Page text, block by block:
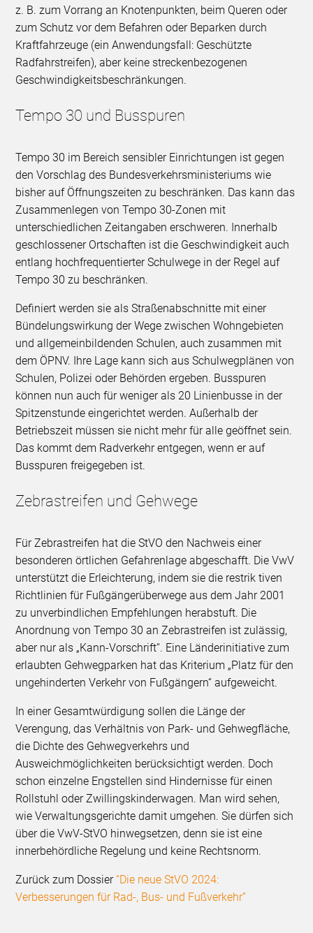
z. B. zum Vorrang an Knotenpunkten, beim Queren oder
zum Schutz vor dem Befahren oder Beparken durch
Kraftfahrzeuge (ein Anwendungsfall: Geschützte
Radfahrstreifen), aber keine streckenbezogenen
Geschwindigkeitsbeschränkungen.
Tempo 30 und Busspuren
Tempo 30 im Bereich sensibler Einrichtungen ist gegen
den Vorschlag des Bundesverkehrsministeriums wie
bisher auf Öffnungszeiten zu beschränken. Das kann das
Zusammenlegen von Tempo 30-Zonen mit
unterschiedlichen Zeitangaben erschweren. Innerhalb
geschlossener Ortschaften ist die Geschwindigkeit auch
entlang hochfrequentierter Schulwege in der Regel auf
Tempo 30 zu beschränken.
Definiert werden sie als Straßenabschnitte mit einer
Bündelungswirkung der Wege zwischen Wohngebieten
und allgemeinbildenden Schulen, auch zusammen mit
dem ÖPNV. Ihre Lage kann sich aus Schulwegplänen von
Schulen, Polizei oder Behörden ergeben. Busspuren
können nun auch für weniger als 20 Linienbusse in der
Spitzenstunde eingerichtet werden. Außerhalb der
Betriebszeit müssen sie nicht mehr für alle geöffnet sein.
Das kommt dem Radverkehr entgegen, wenn er auf
Busspuren freigegeben ist.
Zebrastreifen und Gehwege
Für Zebrastreifen hat die StVO den Nachweis einer
besonderen örtlichen Gefahrenlage abgeschafft. Die VwV
unterstützt die Erleichterung, indem sie die restrik tiven
Richtlinien für Fußgängerüberwege aus dem Jahr 2001
zu unverbindlichen Empfehlungen herabstuft. Die
Anordnung von Tempo 30 an Zebrastreifen ist zulässig,
aber nur als „Kann-Vorschrift“. Eine Länderinitiative zum
erlaubten Gehwegparken hat das Kriterium „Platz für den
ungehinderten Verkehr von Fußgängern“ aufgeweicht.
In einer Gesamtwürdigung sollen die Länge der
Verengung, das Verhältnis von Park- und Gehwegfläche,
die Dichte des Gehwegverkehrs und
Ausweichmöglichkeiten berücksichtigt werden. Doch
schon einzelne Engstellen sind Hindernisse für einen
Rollstuhl oder Zwillingskinderwagen. Man wird sehen,
wie Verwaltungsgerichte damit umgehen. Sie dürfen sich
über die VwV-StVO hinwegsetzen, denn sie ist eine
innerbehördliche Regelung und keine Rechtsnorm.
Zurück zum Dossier“Die neue StVO 2024:
Verbesserungen für Rad-, Bus- und Fußverkehr”